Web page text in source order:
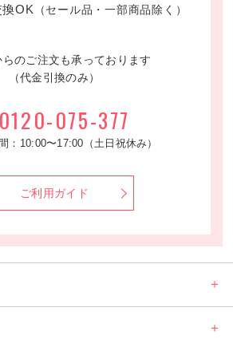
換OK （セール品・一部商品除く）
らのご注文も承っております
（代金引換のみ）
0120-075-377
：10:00〜17:00（土日祝休み）
ご利用ガイド